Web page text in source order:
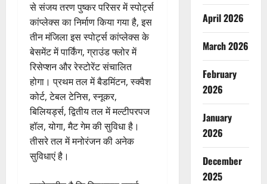
से संजय तरण पुष्कर परिसर में स्पोर्ट्स
कांप्लेक्स का निर्माण किया गया है, इस
तीन मंजिला इस स्पोर्ट्स कांप्लेक्स के
बेसमेंट में पार्किंग, ग्राउंड फ्लोर में
रिसेप्शन और रेस्टोरेंट संचालित
होगा। प्रथम तल में बैडमिंटन, स्क्वैश
कोर्ट, टेबल टेनिस, स्नूकर,
बिलियर्ड्स, द्वितीय तल में मल्टीपरपज
हॉल, योगा, मैट गेम की सुविधा है।
तीसरे तल में मनोरंजन की अनेक
सुविधाएं है।
April 2026
March 2026
February
2026
January
2026
December
2025